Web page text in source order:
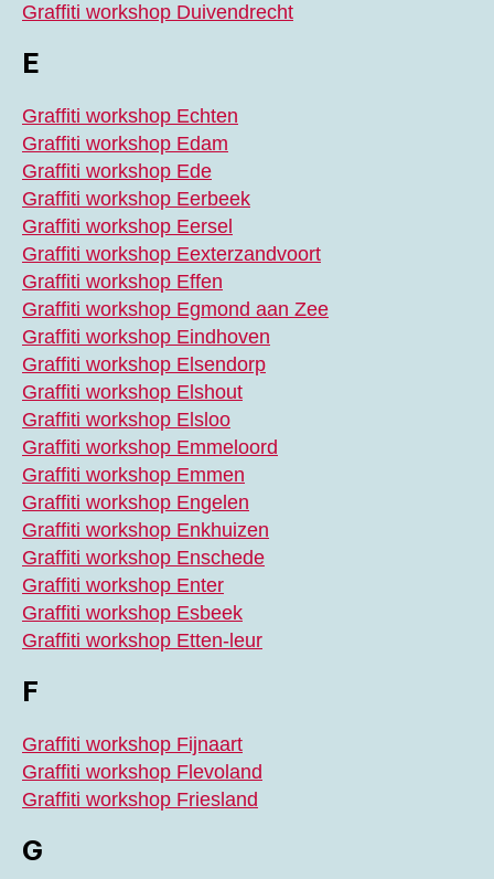
Graffiti workshop Duivendrecht
E
Graffiti workshop Echten
Graffiti workshop Edam
Graffiti workshop Ede
Graffiti workshop Eerbeek
Graffiti workshop Eersel
Graffiti workshop Eexterzandvoort
Graffiti workshop Effen
Graffiti workshop Egmond aan Zee
Graffiti workshop Eindhoven
Graffiti workshop Elsendorp
Graffiti workshop Elshout
Graffiti workshop Elsloo
Graffiti workshop Emmeloord
Graffiti workshop Emmen
Graffiti workshop Engelen
Graffiti workshop Enkhuizen
Graffiti workshop Enschede
Graffiti workshop Enter
Graffiti workshop Esbeek
Graffiti workshop Etten-leur
F
Graffiti workshop Fijnaart
Graffiti workshop Flevoland
Graffiti workshop Friesland
G